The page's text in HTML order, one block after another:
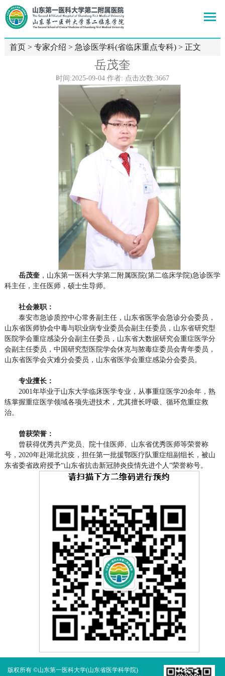
首页> 专家介绍 > 急诊医学科(省临床重点专科)> 正文
岳茂奎
时间:2025-09-04 作者: 点击次数:3667
岳茂奎， 山东第一医科大学第二附属医院(第二临床学院)急诊医学
科主任， 主任医师，硕士生导师。
社会兼职：
泰安市急诊质控中心常务副主任，山东省医学会急诊分会委员，
山东省医师协会中毒与职业病专业委员会副主任委员，山东省研究型
医院学会重症感染分会副主任委员，山东省大数据研究会重症医学分
会副主任委员，中国研究型医院学会休克与脓毒症委员会青年委员，
山东省医学会灾难分会委员，山东省医学会重症感染分会委员。
专业擅长：
2001年毕业于山东大学临床医学专业，从事重症医学20余年，熟
练掌握重症医学领域各项先进技术，尤其擅长呼吸、循环危重症救
治。
曾获荣誉：
曾获得优秀共产党员、院十佳医师、山东省优秀医师等荣誉称
号，2020年赴湖北抗疫，担任第一批援鄂医疗队重症组副组长，被山
东省委省政府授予“山东省抗击新冠肺炎疫情先进个人”荣誉称号。
版权所有 ©山东第一医科大学(山东省医学科学院)